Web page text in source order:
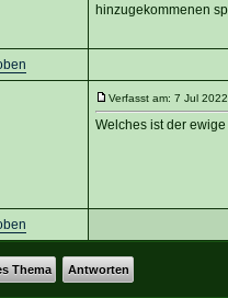
hinzugekommenen
Verfasst am: 7 Jul
Welches ist der
Thema Antworten